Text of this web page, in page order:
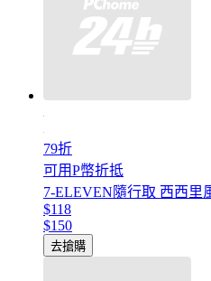
79折
可用P幣折抵
7-ELEVEN隨行取 西西里
$118
$150
去搶購